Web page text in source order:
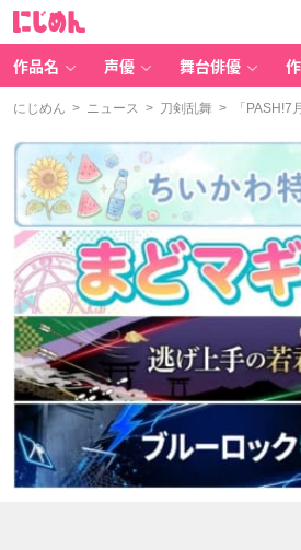
作品名 声優 舞台俳優
にじめん > ニュース > 刀剣乱舞 > 「PASH!7